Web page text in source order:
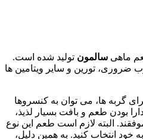
ماهی سالمون تولید شده است.
تورین و سایر ویتامین ها
گربه ها، می توان به کنسروها
بودن طعم و بافت بسیار لذیذ،
البته لازم است طعم این نوع
خود انتخاب کنید. به همین دلیل،